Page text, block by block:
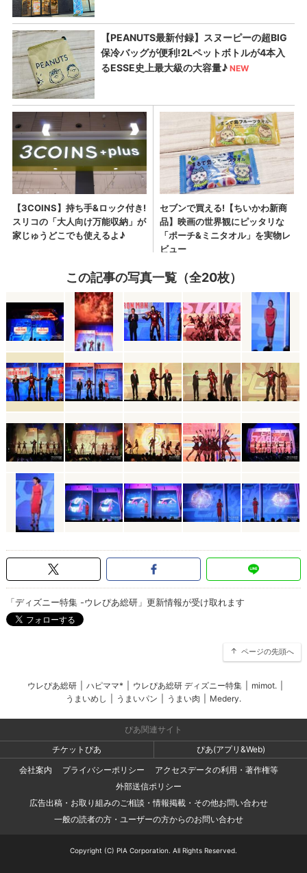
この記事の写真一覧（全20枚）
「ディズニー特集 -ウレぴあ総研」更新情報が受け取れます
ページの先頭へ
ウレぴあ総研 ハピママ* ウレぴあ総研 ディズニー特集 mimot.
うまいめし
うまいパン うまい肉 Medery.
ぴあ関連サイト
チケットぴあ
ぴあ(アプリ&Web)
会社案内
プライバシーポリシー
アクセスデータの利用・著作権等
外部送信ポリシー
広告出稿・お取り組みのご相談・情報掲載・その他お問い合わせ
一般の読者の方・ユーザーの方からのお問い合わせ
Copyright (C) PIA Corporation. All Rights Reserved.